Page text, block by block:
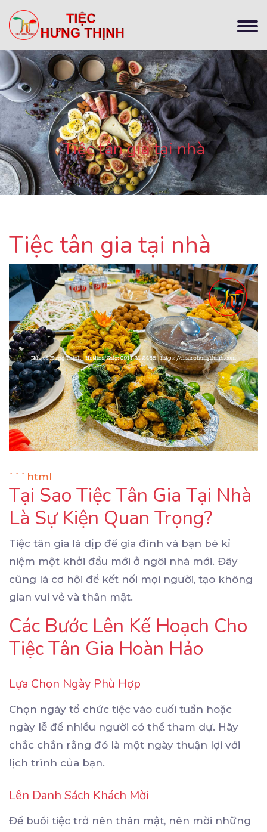
Tiệc tân gia tại nhà
Tiệc tân gia tại nhà
```html
Tại Sao Tiệc Tân Gia Tại Nhà
Là Sự Kiện Quan Trọng?
Tiệc tân gia là dịp để gia đình và bạn bè kỉ
niệm một khởi đầu mới ở ngôi nhà mới. Đây
cũng là cơ hội để kết nối mọi người, tạo không
gian vui vẻ và thân mật.
Các Bước Lên Kế Hoạch Cho
Tiệc Tân Gia Hoàn Hảo
Lựa Chọn Ngày Phù Hợp
Chọn ngày tổ chức tiệc vào cuối tuần hoặc
ngày lễ để nhiều người có thể tham dự. Hãy
chắc chắn rằng đó là một ngày thuận lợi với
lịch trình của bạn.
Lên Danh Sách Khách Mời
Để buổi tiệc trở nên thân mật, nên mời những